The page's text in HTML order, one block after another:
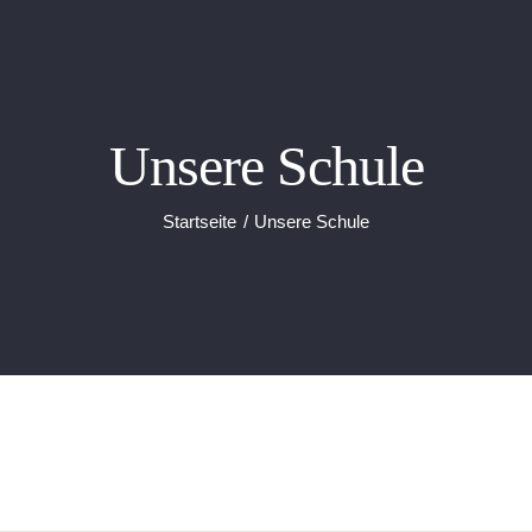
Unsere Schule
Startseite Unsere Schule